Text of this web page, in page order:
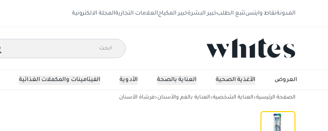
المدونةنقاط وايتستتبع الطلبخبير البشرةخبير المكياجالعلامات التجاريةالمجلة الالكترونية
الفيتامينات والمكملات الغذائية الأدوية العناية بالصحة الأغذية الصحية العروض
الصفحة الرئيسية العناية الشخصية العناية بالفم والأسنان فرشاة الأسنان